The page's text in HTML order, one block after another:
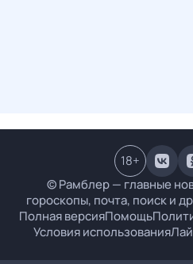
© Рамблер — главные
гороскопы, почта, поиск и
Полная версияПомощь
Условия использования
18+